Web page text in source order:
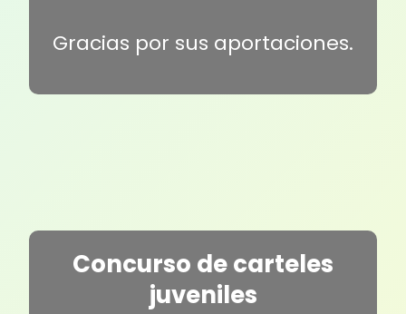
Gracias por sus aportaciones.
Concurso de carteles
juveniles